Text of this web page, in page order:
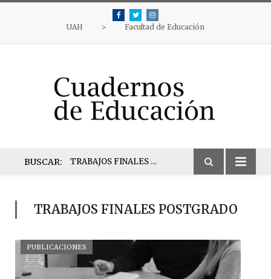
FacebookTwitterInstagram
UAH > Facultad de Educación
BUSCAR: TRABAJOS FINALES POSTGRADO
TRABAJOS FINALES POSTGRADO
PUBLICACIONES